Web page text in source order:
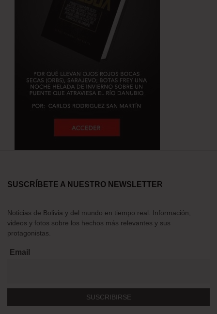
SUSCRÍBETE A NUESTRO NEWSLETTER
Noticias de Bolivia y del mundo en tiempo real. Información,
videos y fotos sobre los hechos más relevantes y sus
protagonistas.
Email